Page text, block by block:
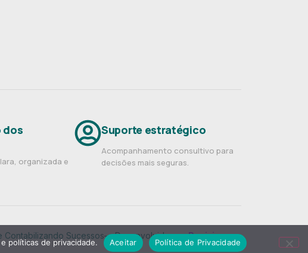
dos
organizada e
Suporte estratégico
Acompanhamento consultivo para
decisões mais seguras.
Contabilizando Sucessos— Desenvolvido porPosizionare.
políticas de privacidade. Aceitar Política de Privacidade